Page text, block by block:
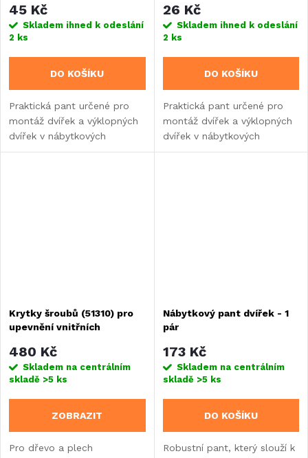
45 Kč
Skladem ihned k odeslání
2 ks
DO KOŠÍKU
Praktická pant určené pro
montáž dvířek a výklopných
dvířek v nábytkových
sestavách v karavanech,
26 Kč
Skladem ihned k odeslání
2 ks
DO KOŠÍKU
Praktická pant určené pro
montáž dvířek a výklopných
dvířek v nábytkových
sestavách v karavanech,
Krytky šroubů (51310) pro
upevnění vnitřních
480 Kč
Skladem na centrálním
skladě >5 ks
ZOBRAZIT
Pro dřevo a plech
Nábytkový pant dvířek - 1
pár
173 Kč
Skladem na centrálním
skladě >5 ks
DO KOŠÍKU
Robustní pant, který slouží k